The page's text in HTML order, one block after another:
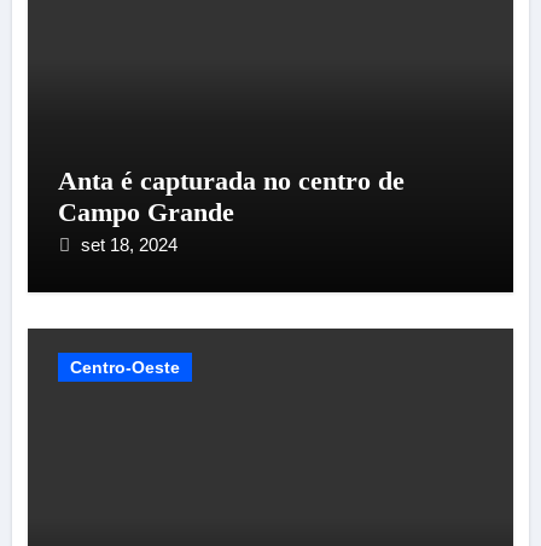
Anta é capturada no centro de
Campo Grande
set 18, 2024
Centro-Oeste